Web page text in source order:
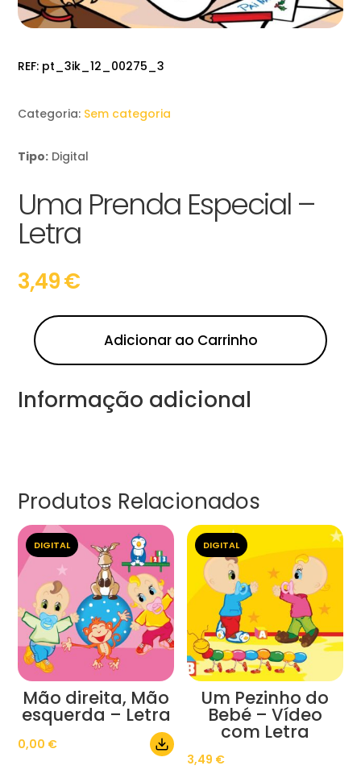
REF: pt_3ik_12_00275_3
Categoria: Sem categoria
Tipo: Digital
Uma Prenda Especial –
Letra
3,49€
Adicionar ao Carrinho
Informação adicional
Produtos Relacionados
DIGITAL
Mão direita, Mão
esquerda – Letra
0,00 €
DIGITAL
Um Pezinho do
Bebé – Vídeo
com Letra
3,49 €